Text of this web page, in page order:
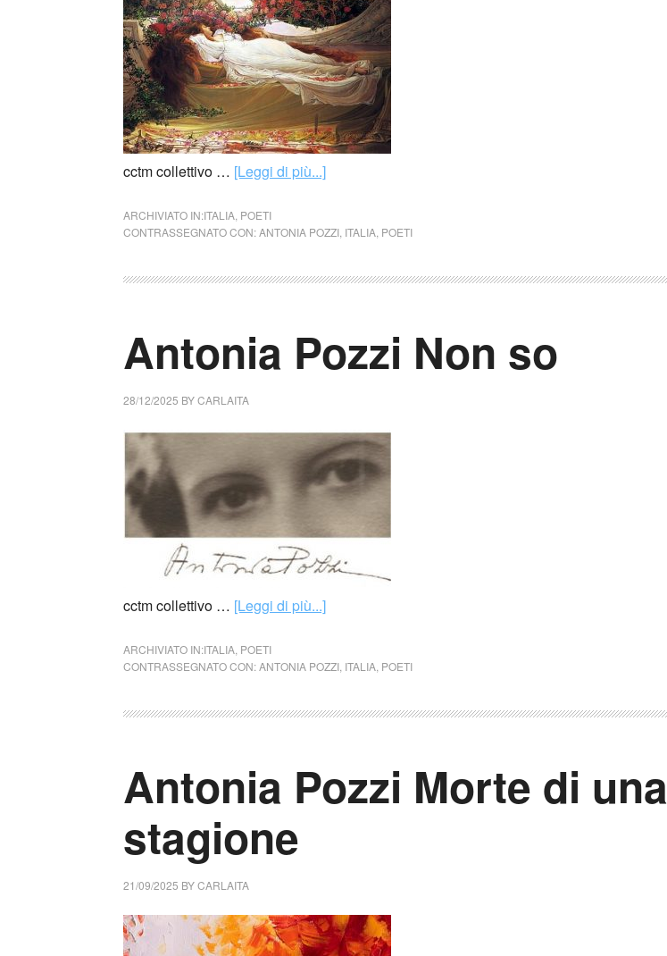
cctm collettivo … [Leggi di più...]
ARCHIVIATO IN:ITALIA POETI
CONTRASSEGNATO CON:ANTONIA POZZI ITALIA POETI
Antonia Pozzi Non so
28/12/2025 BYCARLAITA
cctm collettivo … [Leggi di più...]
ARCHIVIATO IN:ITALIA POETI
CONTRASSEGNATO CON:ANTONIA POZZI ITALIA POETI
Antonia Pozzi Morte di una
stagione
21/09/2025 BYCARLAITA